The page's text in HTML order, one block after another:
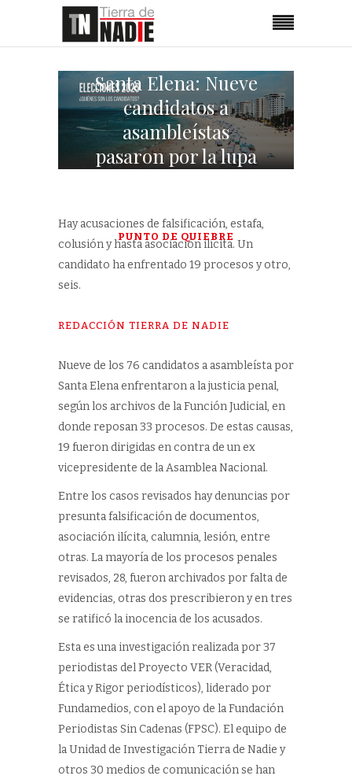
Santa Elena: Nueve
candidatos a
asambleístas
pasaron por la lupa
PUNTO DE QUIEBRE
Hay acusaciones de falsificación, estafa,
colusión y hasta asociación ilícita. Un
candidato ha enfrentado 19 procesos y otro,
seis.
REDACCIÓN TIERRA DE NADIE
Nueve de los 76 candidatos a asambleísta por
Santa Elena enfrentaron a la justicia penal,
según los archivos de la Función Judicial, en
donde reposan 33 procesos. De estas causas,
19 fueron dirigidas en contra de un ex
vicepresidente de la Asamblea Nacional.
Entre los casos revisados hay denuncias por
presunta falsificación de documentos,
asociación ilícita, calumnia, lesión, entre
otras. La mayoría de los procesos penales
revisados, 28, fueron archivados por falta de
evidencias, otras dos prescribieron y en tres
se ratificó la inocencia de los acusados.
Esta es una investigación realizada por 37
periodistas del Proyecto VER (Veracidad,
Ética y Rigor periodísticos), liderado por
Fundamedios, con el apoyo de la Fundación
Periodistas Sin Cadenas (FPSC). El equipo de
la Unidad de Investigación Tierra de Nadie y
otros 30 medios de comunicación se han